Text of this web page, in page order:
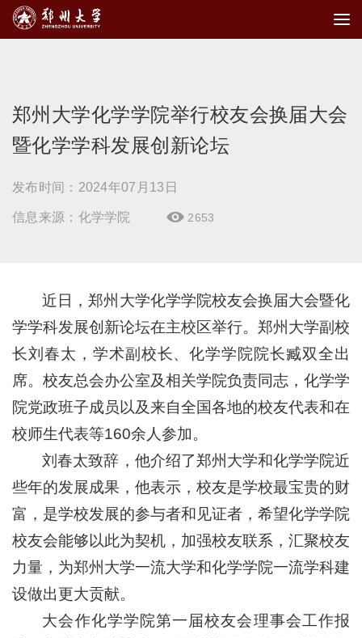
郑州大学化学学院举行校友会换届大会
暨化学学科发展创新论坛
发布时间：2024年07月13日
信息来源：化学学院  2653
近日，郑州大学化学学院校友会换届大会暨化
学学科发展创新论坛在主校区举行。郑州大学副校
长刘春太，学术副校长、化学学院院长臧双全出
席。校友总会办公室及相关学院负责同志，化学学
院党政班子成员以及来自全国各地的校友代表和在
校师生代表等160余人参加。
刘春太致辞，他介绍了郑州大学和化学学院近
些年的发展成果，他表示，校友是学校最宝贵的财
富，是学校发展的参与者和见证者，希望化学学院
校友会能够以此为契机，加强校友联系，汇聚校友
力量，为郑州大学一流大学和化学学院一流学科建
设做出更大贡献。
大会作化学学院第一届校友会理事会工作报